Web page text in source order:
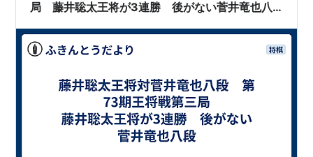
局 藤井聡太王将が3連勝 後がない菅井竜也八